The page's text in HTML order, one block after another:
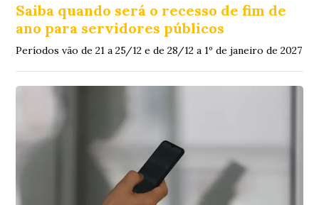
Saiba quando será o recesso de fim de
ano para servidores públicos
Períodos vão de 21 a 25/12 e de 28/12 a 1º de janeiro de 2027